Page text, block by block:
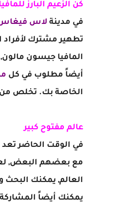
كن الزعيم البارز
في مدينة لاس
تطهير مشترك لأفراد
المافيا جيسون
أيضاً مطلوب في كل
الخاصة بك. تخلص من
عالم مفتوح كبير
في الوقت الحاضر تعد Grand Theft Auto V Roleplay وهي
مع بعضهم البعض,
العالم, يمكنك البحث
يمكنك أيضاً